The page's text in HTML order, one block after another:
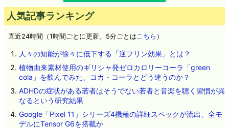
人気記事ランキング
直近24時間（1時間ごとに更新。5分ごとはこちら ）
人々の知能が徐々に低下する「逆フリン効果」とは？
植物由来素材使用のギリシャ発ゼロカロリーコーラ「green
cola」を飲んでみた、コカ・コーラとどう違うのか？
ADHDの症状がある若者はそうでない若者と音楽を聴く習慣が異
なるという研究結果
Google「Pixel 11」シリーズ4機種の詳細スペックが流出、全モ
デルにTensor G6を搭載か